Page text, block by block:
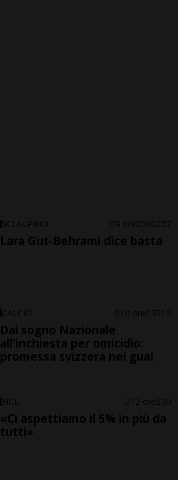
SCI ALPINO 9 ore 59 257
Lara Gut-Behrami dice basta
CALCIO 10 ore 3 19
Dal sogno Nazionale
all'inchiesta per omicidio:
promessa svizzera nei guai
HCL 12 ore 30
«Ci aspettiamo il 5% in più da
tutti»